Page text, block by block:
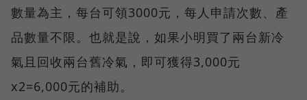
數量為主，每台可領3000元，每人申請次數、產
品數量不限。也就是說，如果小明買了兩台新冷
氣且回收兩台舊冷氣，即可獲得3,000元
x2=6,000元的補助。